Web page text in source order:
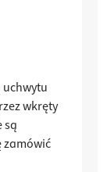
wkręty
są
zamówić